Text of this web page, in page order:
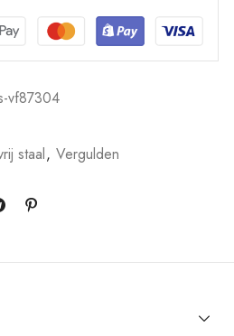
vf87304
staal, Vergulden